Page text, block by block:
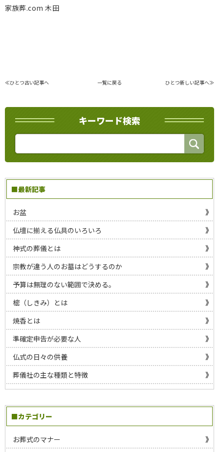
家族葬.com 木田
≪ひとつ古い記事へ 一覧に戻る ひとつ新しい記事へ≫
キーワード検索
■最新記事
お盆
仏壇に揃える仏具のいろいろ
神式の葬儀とは
宗教が違う人のお墓はどうするのか
予算は無理のない範囲で決める。
樒（しきみ）とは
焼香とは
準確定申告が必要な人
仏式の日々の供養
葬儀社の主な種類と特徴
■カテゴリー
お葬式のマナー